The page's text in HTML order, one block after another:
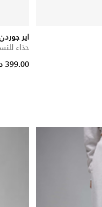
اير جوردن 1
حذاء
reduced from
to
399.00 درهم